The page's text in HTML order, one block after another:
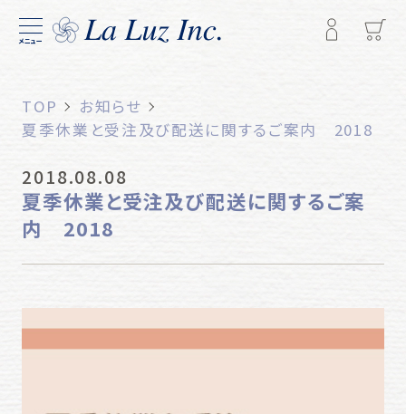
メニュー
TOP
お知らせ
夏季休業と受注及び配送に関するご案内 2018
2018.08.08
夏季休業と受注及び配送に関するご案
内 2018